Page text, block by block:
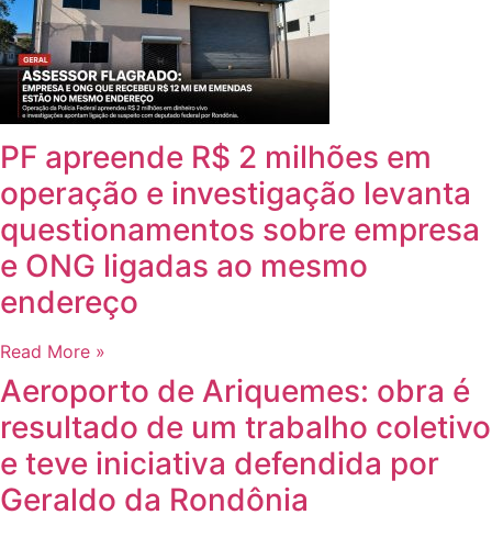
PF apreende R$ 2 milhões em
operação e investigação levanta
questionamentos sobre empresa
e ONG ligadas ao mesmo
endereço
Read More »
Aeroporto de Ariquemes: obra é
resultado de um trabalho coletivo
e teve iniciativa defendida por
Geraldo da Rondônia